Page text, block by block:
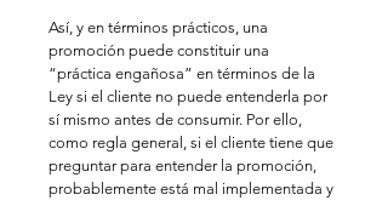
Así, y en términos prácticos, una
promoción puede constituir una
“práctica engañosa” en términos de la
Ley si el cliente no puede entenderla por
sí mismo antes de consumir. Por ello,
como regla general, si el cliente tiene que
preguntar para entender la promoción,
probablemente está mal implementada y